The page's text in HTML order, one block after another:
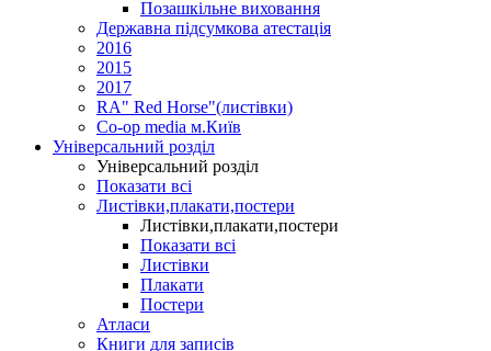
Позашкільне виховання
Державна підсумкова атестація
2016
2015
2017
RA" Red Horse"(листівки)
Co-op media м.Київ
Універсальний розділ
Універсальний розділ
Показати всі
Листівки,плакати,постери
Листівки,плакати,постери
Показати всі
Листівки
Плакати
Постери
Атласи
Книги для записів